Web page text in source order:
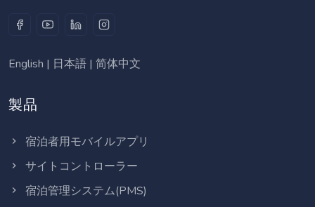
English | 日本語 | 简体中文
製品
宿泊者用モバイルアプリ
サイトコントローラー
宿泊管理システム(PMS)